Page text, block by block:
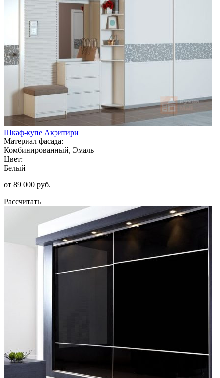
Шкаф-купе Акритири
Материал фасада:
Комбинированный, Эмаль
Цвет:
Белый
от 89 000 руб.
Рассчитать